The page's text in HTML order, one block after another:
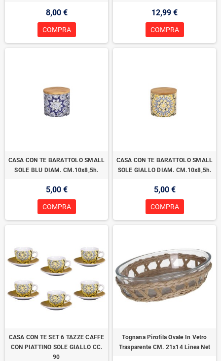
8,00 €
COMPRA
12,99 €
COMPRA
CASA CON TE BARATTOLO SMALL
SOLE BLU DIAM. CM.10x8,5h.
5,00 €
COMPRA
CASA CON TE BARATTOLO SMALL
SOLE GIALLO DIAM. CM.10x8,5h.
5,00 €
COMPRA
CASA CON TE SET 6 TAZZE CAFFE
CON PIATTINO SOLE GIALLO CC.
90
Tognana Pirofila Ovale In Vetro
Trasparente CM. 21x14 Linea Net